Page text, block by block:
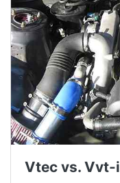
Vtec vs. Vvt-i